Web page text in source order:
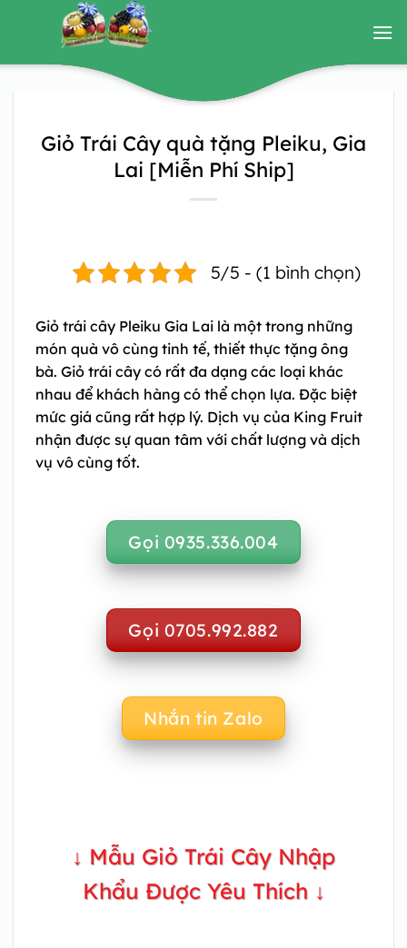
Giỏ Trái Cây quà tặng Pleiku, Gia
Lai [Miễn Phí Ship]
5/5 - (1 bình chọn)
Giỏ trái cây Pleiku Gia Lai là một trong những
món quà vô cùng tinh tế, thiết thực tặng ông
bà. Giỏ trái cây có rất đa dạng các loại khác
nhau để khách hàng có thể chọn lựa. Đặc biệt
mức giá cũng rất hợp lý. Dịch vụ của King Fruit
nhận được sự quan tâm với chất lượng và dịch
vụ vô cùng tốt.
Gọi 0935.336.004
Gọi 0705.992.882
Nhắn tin Zalo
↓ Mẫu Giỏ Trái Cây Nhập
Khẩu Được Yêu Thích ↓